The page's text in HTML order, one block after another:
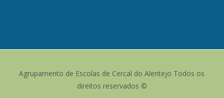
Agrupamento de Escolas de Cercal do Alentejo Todos os
direitos reservados ©